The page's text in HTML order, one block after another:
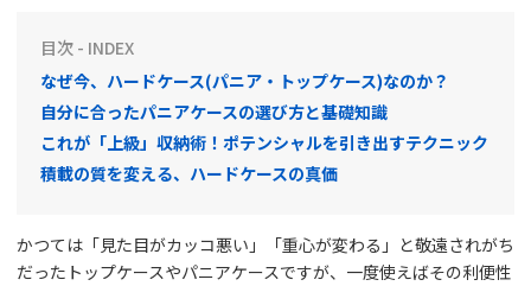
目次 - INDEX
なぜ今、ハードケース(パニア・トップケース)なのか？
自分に合ったパニアケースの選び方と基礎知識
これが「上級」収納術！ポテンシャルを引き出すテクニック
積載の質を変える、ハードケースの真価
かつては「見た目がカッコ悪い」「重心が変わる」と敬遠されがち
だったトップケースやパニアケースですが、一度使えばその利便性